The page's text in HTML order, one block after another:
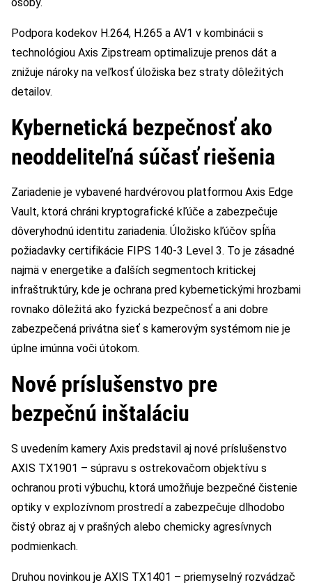
osoby.
Podpora kodekov H.264, H.265 a AV1 v kombinácii s
technológiou Axis Zipstream optimalizuje prenos dát a
znižuje nároky na veľkosť úložiska bez straty dôležitých
detailov.
Kybernetická bezpečnosť ako
neoddeliteľná súčasť riešenia
Zariadenie je vybavené hardvérovou platformou Axis Edge
Vault, ktorá chráni kryptografické kľúče a zabezpečuje
dôveryhodnú identitu zariadenia. Úložisko kľúčov spĺňa
požiadavky certifikácie FIPS 140-3 Level 3. To je zásadné
najmä v energetike a ďalších segmentoch kritickej
infraštruktúry, kde je ochrana pred kybernetickými hrozbami
rovnako dôležitá ako fyzická bezpečnosť a ani dobre
zabezpečená privátna sieť s kamerovým systémom nie je
úplne imúnna voči útokom.
Nové príslušenstvo pre
bezpečnú inštaláciu
S uvedením kamery Axis predstavil aj nové príslušenstvo
AXIS TX1901 – súpravu s ostrekovačom objektívu s
ochranou proti výbuchu, ktorá umožňuje bezpečné čistenie
optiky v explozívnom prostredí a zabezpečuje dlhodobo
čistý obraz aj v prašných alebo chemicky agresívnych
podmienkach.
Druhou novinkou je AXIS TX1401 – priemyselný rozvádzač